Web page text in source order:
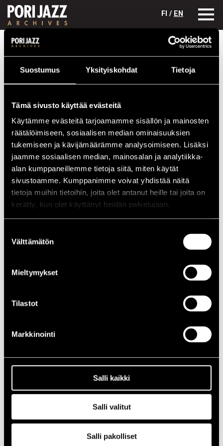
Suostumus Yksityiskohdat Tietoja
Tämä sivusto käyttää evästeitä
Käytämme evästeitä tarjoamamme sisällön ja mainosten
räätälöimiseen, sosiaalisen median ominaisuuksien
tukemiseen ja kävijämäärämme analysoimiseen. Lisäksi
jaamme sosiaalisen median, mainosalan ja analytiikka-
alan kumppaneillemme tietoja siitä, miten käytät
sivustoamme. Kumppanimme voivat yhdistää näitä
tietoja muihin tietoihin, joita olet antanut heille tai joita on
kerätty, kun olet käyttänyt heidän palvelujaan.
valinta
Välttämätön
Mieltymykset
Tilastot
Markkinointi
Salli kaikki
Salli valitut
Salli pakolliset
FI / EN
2000-LUKU
1990-LUKU
1980-LUKU
Festivaalivuodet
Stan Getz Quartet
NIMI INSTRUMENTTI
Barron, Kenny
p
Getz, Stan
sax
Lewis, Victor
dr
Reid, Rufus
b